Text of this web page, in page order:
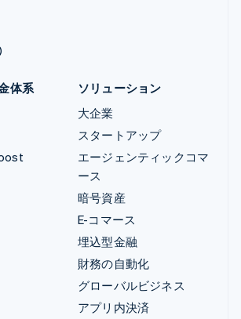
体系
ソリューション
大企業
スタートアップ
エージェンティックコマ
ース
暗号資産
E-コマース
埋込型金融
財務の自動化
グローバルビジネス
アプリ内決済